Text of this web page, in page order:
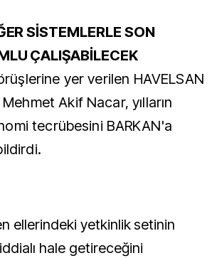
SİSTEMLERLE SON
ÇALIŞABİLECEK
yer verilen HAVELSAN
Akif Nacar, yılların
tecrübesini BARKAN'a
ellerindeki yetkinlik setinin
hale getireceğini